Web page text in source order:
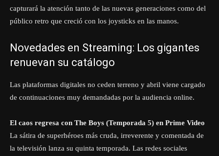
capturará la atención tanto de las nuevas generaciones como del
público retro que creció con los joysticks en las manos.
Novedades en Streaming: Los gigantes
renuevan su catálogo
Las plataformas digitales no ceden terreno y abril viene cargado
de continuaciones muy demandadas por la audiencia online.
El caos regresa con The Boys (Temporada 5) en Prime Video
La sátira de superhéroes más cruda, irreverente y comentada de
la televisión lanza su quinta temporada. Las redes sociales